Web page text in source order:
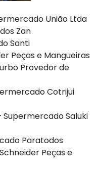
União Ltda
Zan
Santi
Peças e Mangueiras
Provedor de
Cotrijui
Supermercado Saluki
Paratodos
Peças e